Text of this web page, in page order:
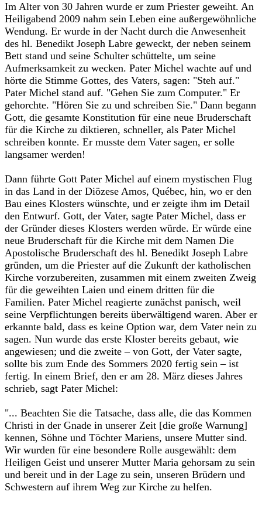
‎Im Alter von 30 Jahren wurde er zum Priester geweiht. An
Heiligabend 2009 nahm sein Leben eine außergewöhnliche
Wendung. Er wurde in der Nacht durch die Anwesenheit
des hl. Benedikt Joseph Labre geweckt, der neben seinem
Bett stand und seine Schulter schüttelte, um seine
Aufmerksamkeit zu wecken. Pater Michel wachte auf und
hörte die Stimme Gottes, des Vaters, sagen: "Steh auf."
Pater Michel stand auf. "Gehen Sie zum Computer." Er
gehorchte. "Hören Sie zu und schreiben Sie." Dann begann
Gott, die gesamte Konstitution für eine neue Bruderschaft
für die Kirche zu diktieren, schneller, als Pater Michel
schreiben konnte. Er musste dem Vater sagen, er solle
langsamer werden!‎
‎Dann führte Gott Pater Michel auf einem mystischen Flug
in das Land in der Diözese Amos, Québec, hin, wo er den
Bau eines Klosters wünschte, und er zeigte ihm im Detail
den Entwurf. Gott, der Vater, sagte Pater Michel, dass er
der Gründer dieses Klosters werden würde. Er würde eine
neue Bruderschaft für die Kirche mit dem Namen Die
Apostolische Bruderschaft des hl. Benedikt Joseph Labre
gründen, um die Priester auf die Zukunft der katholischen
Kirche vorzubereiten, zusammen mit einem zweiten Zweig
für die geweihten Laien und einem dritten für die
Familien. Pater Michel reagierte zunächst panisch, weil
seine Verpflichtungen bereits überwältigend waren. Aber er
erkannte bald, dass es keine Option war, dem Vater nein zu
sagen. Nun wurde das erste Kloster bereits gebaut, wie
angewiesen; und die zweite – von Gott, der Vater sagte,
sollte bis zum Ende des Sommers 2020 fertig sein – ist
fertig. In einem Brief, den er am 28. März dieses Jahres
schrieb, sagt Pater Michel:‎
‎"... Beachten Sie die Tatsache, dass alle, die das Kommen
Christi in der Gnade in unserer Zeit [die große Warnung]
kennen, Söhne und Töchter Mariens, unsere Mutter sind.
Wir wurden für eine besondere Rolle ausgewählt: dem
Heiligen Geist und unserer Mutter Maria gehorsam zu sein
und bereit und in der Lage zu sein, unseren Brüdern und
Schwestern auf ihrem Weg zur Kirche zu helfen.‎